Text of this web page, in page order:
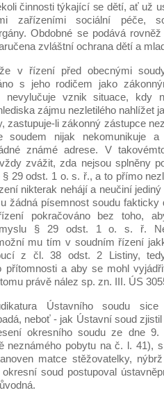
činnosti týkající se dětí, ať už
zařízeními sociální péče,
Obdobné se podává
zvláštní ochrana dětí a
v řízení před obecnými
s jeho rodičem jako
nevylučuje vznik situace, kdy
zájmu nezletilého nahlížet
zastupuje-li zákonný zástupce
soudem nijak nekomunikuje a
známé adrese. V
zvážit, zda nejsou splněny
29 odst. 1 o. s. ř., a to přímo
nikterak nehájí a neučiní
žádná písemnost soudu fakticky
pokračováno bez toho,
§ 29 odst. 1 o. s. ř.
mu tím v soudním řízení
z čl. 38 odst. 2 Listiny,
přítomnosti a aby se mohl
právě nález sp. zn. III. ÚS
Ústavního soudu
neboť - jak Ústavní soud
okresního soudu ze dne 9.
neznámého pobytu na č. l. 41),
matce stěžovatelky,
soud postupoval